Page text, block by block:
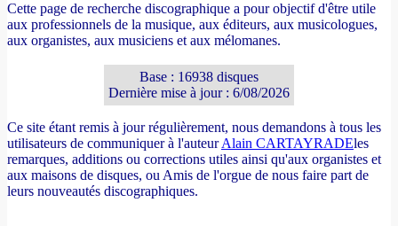
Cette page de recherche discographique a pour objectif d'être utile
aux professionnels de la musique, aux éditeurs, aux musicologues,
aux organistes, aux musiciens et aux mélomanes.
Base : 16938 disques
Dernière mise à jour : 6/08/2026
Ce site étant remis à jour régulièrement, nous demandons à tous les
utilisateurs de communiquer à l'auteurAlain CARTAYRADEles
remarques, additions ou corrections utiles ainsi qu'aux organistes et
aux maisons de disques, ou Amis de l'orgue de nous faire part de
leurs nouveautés discographiques.